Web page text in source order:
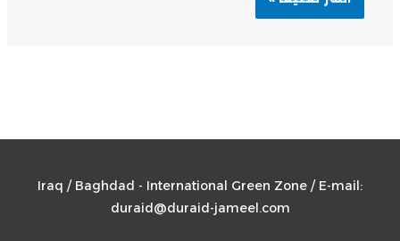
Iraq / Baghdad - International Green Zone / E-mail:
duraid@duraid-jameel.com